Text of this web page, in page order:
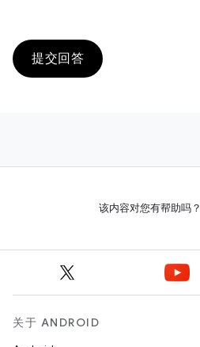
提交回答
该内容对您有帮助吗？
关于 ANDROID